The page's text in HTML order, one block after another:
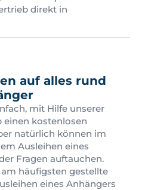
direkt in
auf alles rund
mit Hilfe unserer
einen kostenlosen
natürlich können im
Ausleihen eines
Fragen auftauchen.
häufigsten gestellte
eines Anhängers